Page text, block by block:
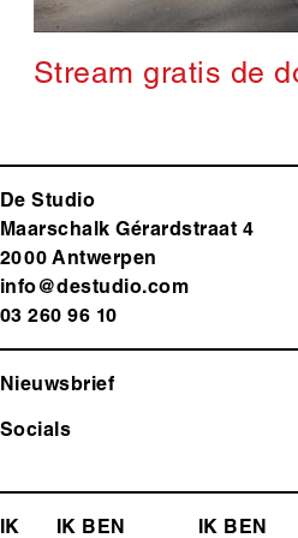
Stream gratis de
De Studio
Maarschalk Gérardstraat 4
2000 Antwerpen
info@destudio.com
03 260 96 10
Nieuwsbrief
Socials
IK
IK BEN
IK BEN